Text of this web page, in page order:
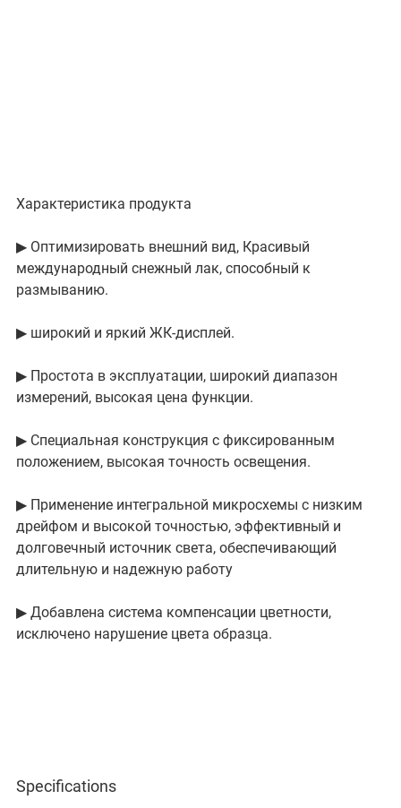
Характеристика продукта
▶ Оптимизировать внешний вид, Красивый
международный снежный лак, способный к
размыванию.
▶ широкий и яркий ЖК-дисплей.
▶ Простота в эксплуатации, широкий диапазон
измерений, высокая цена функции.
▶ Специальная конструкция с фиксированным
положением, высокая точность освещения.
▶ Применение интегральной микросхемы с низким
дрейфом и высокой точностью, эффективный и
долговечный источник света, обеспечивающий
длительную и надежную работу
▶ Добавлена ​​система компенсации цветности,
исключено нарушение цвета образца.
Specifications